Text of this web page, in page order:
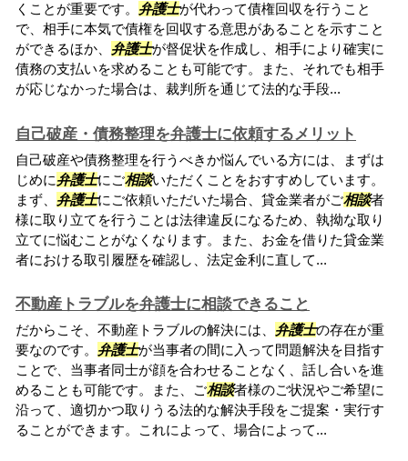
くことが重要です。 弁護士が代わって債権回収を行うこと
で、相手に本気で債権を回収する意思があることを示すこと
ができるほか、 弁護士が督促状を作成し、相手により確実に
債務の支払いを求めることも可能です。また、それでも相手
が応じなかった場合は、裁判所を通じて法的な手段...
自己破産・債務整理を弁護士に依頼するメリット
自己破産や債務整理を行うべきか悩んでいる方には、まずは
じめに弁護士にご相談いただくことをおすすめしています。
まず、 弁護士にご依頼いただいた場合、貸金業者がご相談者
様に取り立てを行うことは法律違反になるため、執拗な取り
立てに悩むことがなくなります。また、お金を借りた貸金業
者における取引履歴を確認し、法定金利に直して...
不動産トラブルを弁護士に相談できること
だからこそ、不動産トラブルの解決には、 弁護士の存在が重
要なのです。 弁護士が当事者の間に入って問題解決を目指す
ことで、当事者同士が顔を合わせることなく、話し合いを進
めることも可能です。また、ご相談者様のご状況やご希望に
沿って、適切かつ取りうる法的な解決手段をご提案・実行す
ることができます。これによって、場合によって...